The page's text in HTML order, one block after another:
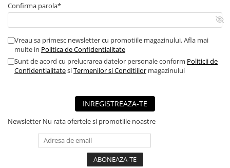
Confirma parola*
Vreau sa primesc newsletter cu promotiile magazinului. Afla mai
multe in Politica de Confidentialitate
Sunt de acord cu prelucrarea datelor personale conform Politicii de
ConfidentialitatesiTermenilor si Conditiilor magazinului
INREGISTREAZA-TE
Newsletter Nu rata ofertele si promotiile noastre